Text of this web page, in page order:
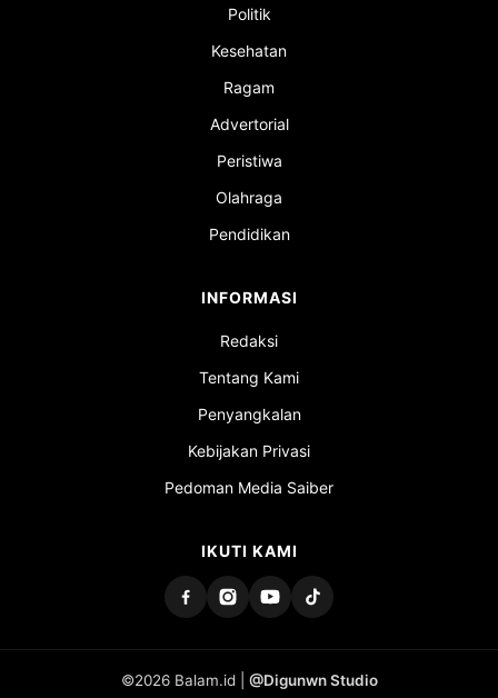
Politik
Kesehatan
Ragam
Advertorial
Peristiwa
Olahraga
Pendidikan
INFORMASI
Redaksi
Tentang Kami
Penyangkalan
Kebijakan Privasi
Pedoman Media Saiber
IKUTI KAMI
©2026 Balam.id | @Digunwn Studio